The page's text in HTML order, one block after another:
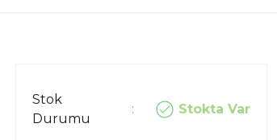
Stok
Durumu
Stokta Var